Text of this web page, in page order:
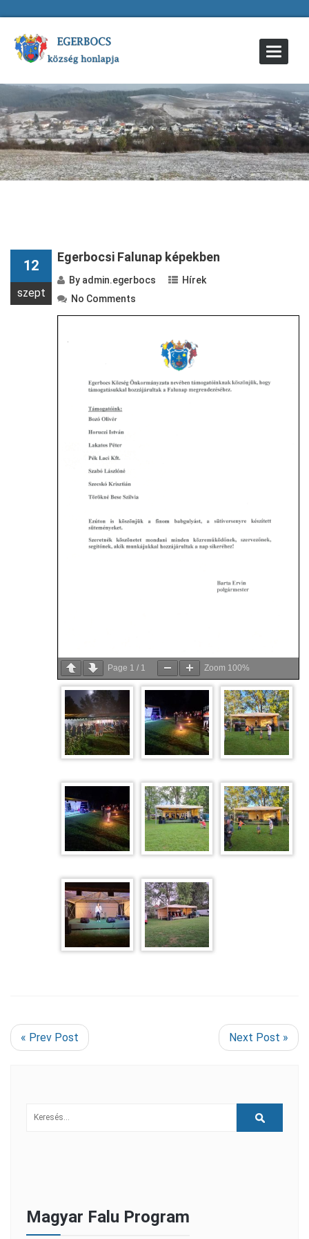
Toggle
12
szept
Egerbocsi Falunap képekben
By admin.egerbocs
Hírek
No Comments
Page 1 / 1 Zoom 100%
« Prev Post Next Post »
Magyar Falu Program